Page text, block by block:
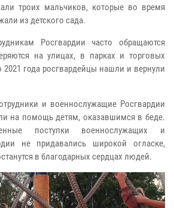
троих мальчиков, которые во время
из детского сада.
Росгвардии часто обращаются
на улицах, в парках и торговых
2021 года росгвардейцы нашли и вернули
и военнослужащие Росгвардии
на помощь детям, оказавшимся в беде.
поступки военнослужащих и
не придавались широкой огласке,
в благодарных сердцах людей.